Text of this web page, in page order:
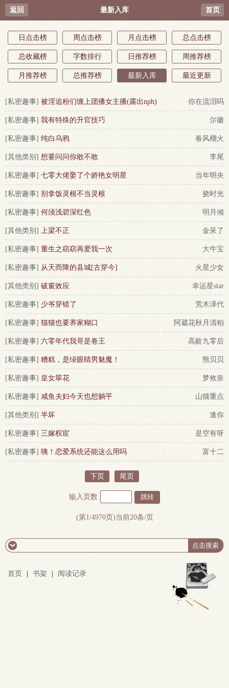
返回 最新入库 首页
日点击榜 周点击榜 月点击榜 总点击榜
总收藏榜 字数排行 日推荐榜 周推荐榜
月推荐榜 总推荐榜 最新入库 最近更新
[私密趣事] 被淫追粉们缠上团播女主播(露出nph) 你在流泪吗
[私密趣事] 我有特殊的升官技巧 尔徽
[私密趣事] 纯白乌鸦 春风榴火
[其他类别] 想要问问你敢不敢 李尾
[私密趣事] 七零大佬娶了个娇艳女明星 当年明央
[私密趣事] 别拿饭灵根不当灵根 挠时光
[私密趣事] 何须浅碧深红色 明月倾
[其他类别] 上梁不正 金呆了
[私密趣事] 重生之窈窈再爱我一次 大牛宝
[私密趣事] 从天而降的县城[古穿今] 火星少女
[其他类别] 破窗效应 幸运星star
[私密趣事] 少爷穿错了 荒木泽代
[私密趣事] 猫猫也要养家糊口 阿葳花秋月清柏
[私密趣事] 六零年代我哥是卷王 高龄九零后
[私密趣事] 糟糕，是绿眼睛男魅魔！ 熊贝贝
[私密趣事] 皇女翠花 梦攸奈
[私密趣事] 咸鱼夫妇今天也想躺平 山猫重点
[其他类别] 半坏 逢你
[私密趣事] 三嫁权宦 是空有呀
[私密趣事] 咦！恋爱系统还能这么用吗 富十二
下页 尾页
输入页数
(第1/4970页)当前20条/页
首页 书架 阅读记录